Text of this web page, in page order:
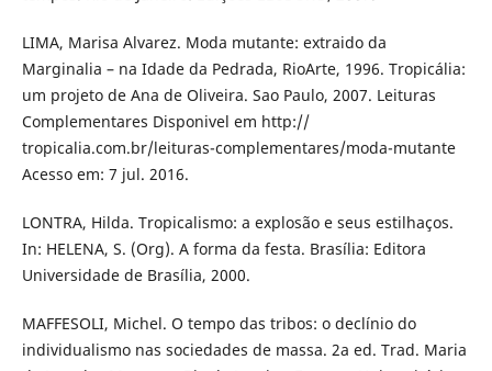
LIMA, Marisa Alvarez. Moda mutante: extraido da
Marginalia – na Idade da Pedrada, RioArte, 1996. Tropicália:
um projeto de Ana de Oliveira. Sao Paulo, 2007. Leituras
Complementares Disponivel em http://
tropicalia.com.br/leituras-complementares/moda-mutante
Acesso em: 7 jul. 2016.
LONTRA, Hilda. Tropicalismo: a explosão e seus estilhaços.
In: HELENA, S. (Org). A forma da festa. Brasília: Editora
Universidade de Brasília, 2000.
MAFFESOLI, Michel. O tempo das tribos: o declínio do
individualismo nas sociedades de massa. 2a ed. Trad. Maria